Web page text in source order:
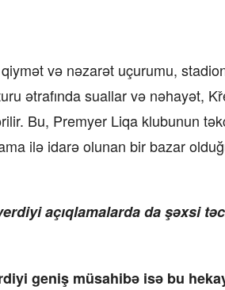
və nəzarət uçurumu,
ətrafında suallar və nəhayət,
Bu, Premyer Liqa klubunun
ilə idarə olunan bir bazar
açıqlamalarda da şəxsi
geniş müsahibə isə bu
“Xətrinə
bala” –Video
07.06.2026 - 00:35